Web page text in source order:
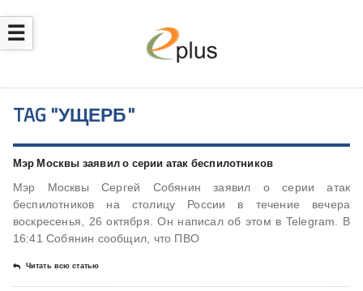
☰
TAG "УЩЕРБ"
Мэр Москвы заявил о серии атак беспилотников
Мэр Москвы Сергей Собянин заявил о серии атак
беспилотников на столицу России в течение вечера
воскресенья, 26 октября. Он написал об этом в Telegram. В
16:41 Собянин сообщил, что ПВО
Читать всю статью